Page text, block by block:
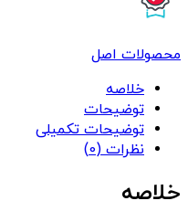
محصولات اصل
خلاصه
توضیحات
توضیحات تکمیلی
نظرات (0)
خلاصه